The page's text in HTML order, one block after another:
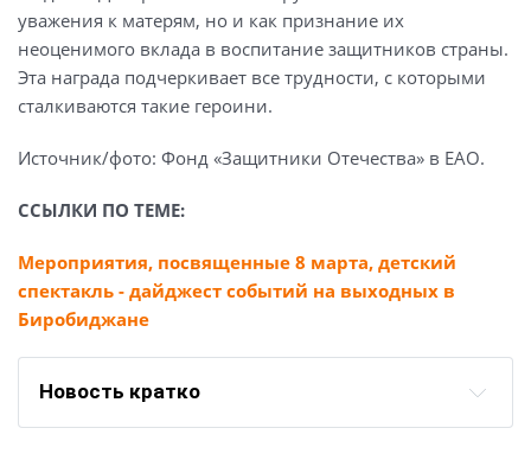
уважения к матерям, но и как признание их
неоценимого вклада в воспитание защитников страны.
Эта награда подчеркивает все трудности, с которыми
сталкиваются такие героини.
Источник/фото: Фонд «Защитники Отечества» в ЕАО.
ССЫЛКИ ПО ТЕМЕ:
Мероприятия, посвященные 8 марта, детский
спектакль - дайджест событий на выходных в
Биробиджане
Новость кратко